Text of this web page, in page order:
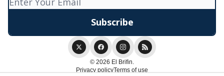
© 2026 El Brifin.
Privacy policyTerms of use